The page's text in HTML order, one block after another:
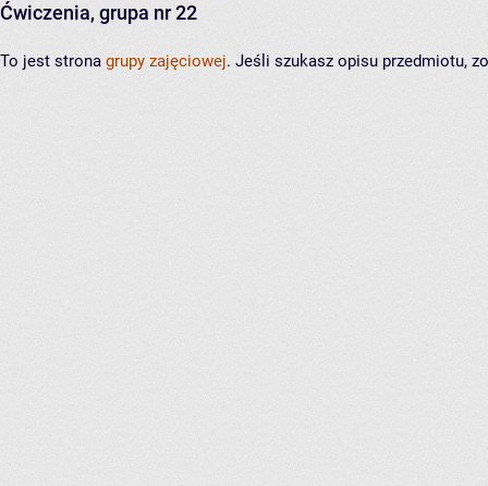
Ćwiczenia, grupa nr 22
To jest strona grupy zajęciowej. Jeśli szukasz opisu przedmiotu,